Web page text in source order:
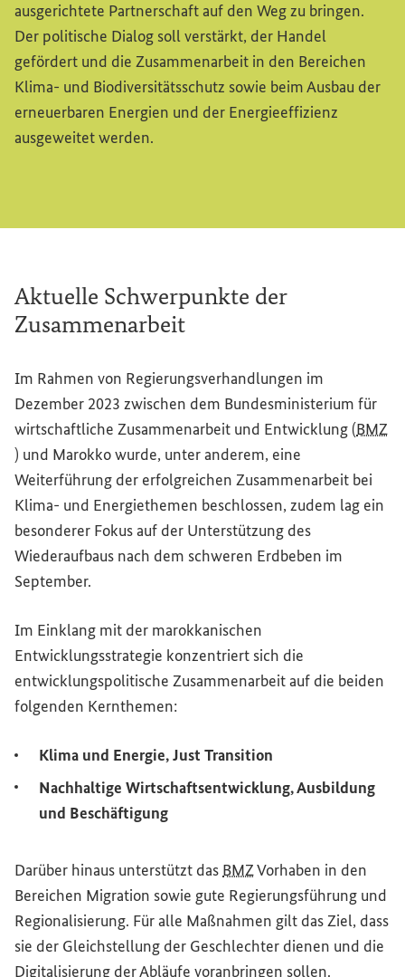
ausgerichtete Partnerschaft auf den Weg zu bringen.
Der politische Dialog soll verstärkt, der Handel
gefördert und die Zusammenarbeit in den Bereichen
Klima- und Biodiversitätsschutz sowie beim Ausbau der
erneuerbaren Energien und der Energieeffizienz
ausgeweitet werden.
Aktuelle Schwerpunkte der
Zusammenarbeit
Im Rahmen von Regierungsverhandlungen im
Dezember 2023 zwischen dem Bundesministerium für
wirtschaftliche Zusammenarbeit und Entwicklung (BMZ
) und Marokko wurde, unter anderem, eine
Weiterführung der erfolgreichen Zusammenarbeit bei
Klima- und Energiethemen beschlossen, zudem lag ein
besonderer Fokus auf der Unterstützung des
Wiederaufbaus nach dem schweren Erdbeben im
September.
Im Einklang mit der marokkanischen
Entwicklungsstrategie konzentriert sich die
entwicklungspolitische Zusammenarbeit auf die beiden
folgenden Kernthemen:
Klima und Energie,Just Transition
Nachhaltige Wirtschaftsentwicklung, Ausbildung
und Beschäftigung
Darüber hinaus unterstützt das BMZVorhaben in den
Bereichen Migration sowie gute Regierungsführung und
Regionalisierung. Für alle Maßnahmen gilt das Ziel, dass
sie der Gleichstellung der Geschlechter dienen und die
Digitalisierung der Abläufe voranbringen sollen.